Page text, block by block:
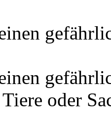
oder